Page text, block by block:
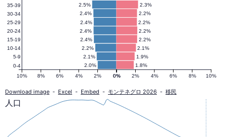
ロ
の
人
口
ピ
1.8%
2.0%
1.9%
2.1%
2.1%
2.2%
2.2%
2.4%
2.2%
2.4%
2.2%
2.4%
2.2%
2.4%
2.3%
2.5%
0% 2% 4% 6% 8% 10%
10% 8% 6% 4% 2% 0%
0-4
5-9
10-14
15-19
20-24
25-29
30-34
35-39
Download image - Excel - Embed - モンテネグロ 2026 - 移民
人口